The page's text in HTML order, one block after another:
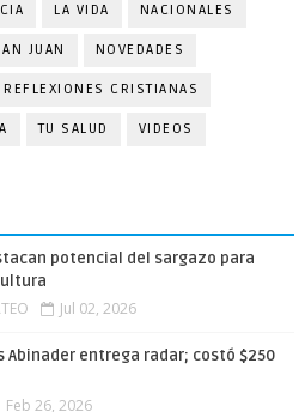
LA VIDA NACIONALES
JUAN NOVEDADES
REFLEXIONES CRISTIANAS
TU SALUD VIDEOS
potencial del sargazo para
Jul 02, 2026
Abinader entrega radar; costó $250
Feb 26, 2026